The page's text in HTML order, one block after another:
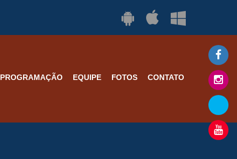
PROGRAMAÇÃO EQUIPE FOTOS CONTATO